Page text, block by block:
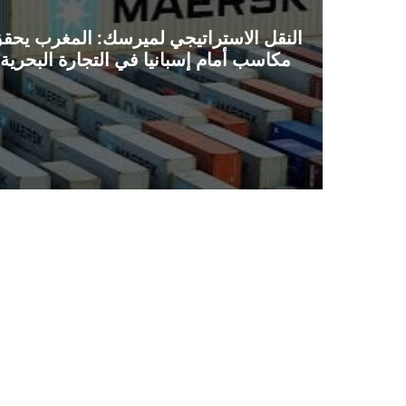
النقل الاستراتيجي لميرسك: المغرب
مكاسب أمام إسبانيا في التجارة البحرية